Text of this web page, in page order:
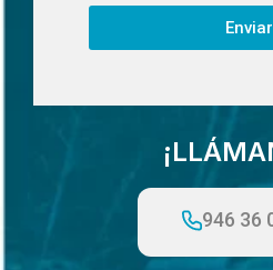
Enviar
946 36